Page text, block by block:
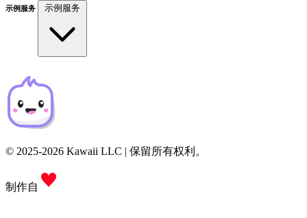
示例服务 示例服务
© 2025-2026 Kawaii LLC | 保留所有权利。
制作自